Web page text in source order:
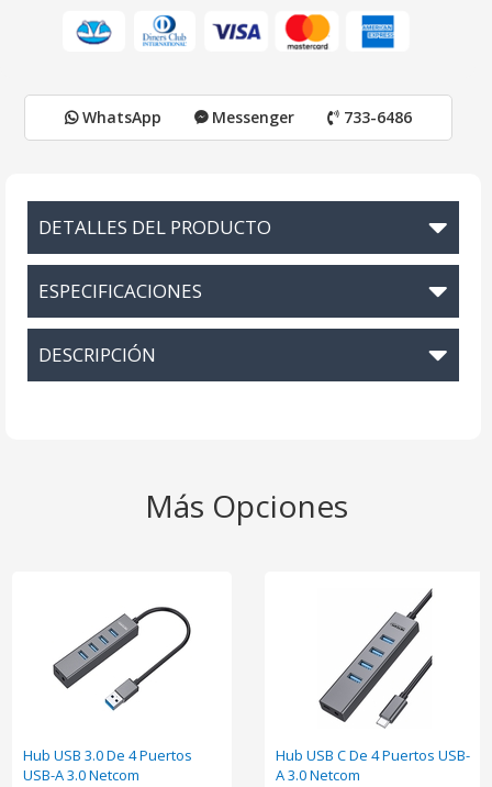
WhatsApp Messenger 733-6486
DETALLES DEL PRODUCTO
ESPECIFICACIONES
DESCRIPCIÓN
Más Opciones
Hub USB 3.0 De 4 Puertos
USB-A 3.0 Netcom
Hub USB C De 4 Puertos USB-
A 3.0 Netcom